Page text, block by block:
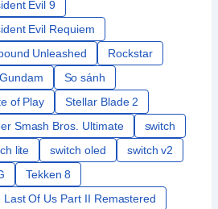
Evil 9
Evil Requiem
Unleashed
Rockstar
So sánh
of Play
Stellar Blade 2
Smash Bros. Ultimate
switch
lite
switch oled
switch v2
Tekken 8
Last Of Us Part II Remastered